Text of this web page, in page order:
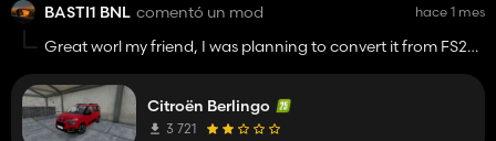
BASTI1 BNL comentó un mod hace 1 mes
Great worl my friend, I was planning to convert it from FS22
just done it, that's great ;)
Citroën Berlingo
3 721